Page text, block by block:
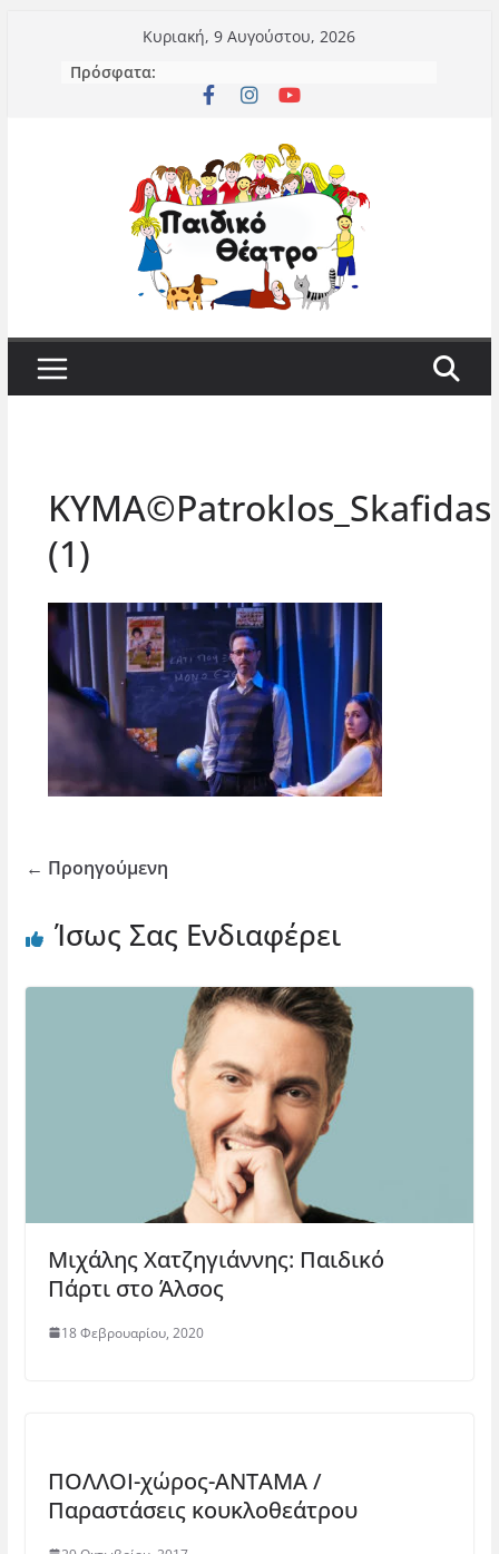
περιεχόμενο
Κυριακή, 9 Αυγούστου, 2026
Πρόσφατα:
ΚΥΜΑ©Patroklos_Skafidas
(1)
← Προηγούμενη
Ίσως Σας Ενδιαφέρει
Μιχάλης Χατζηγιάννης: Παιδικό
Πάρτι στο Άλσος
18 Φεβρουαρίου, 2020
ΠΟΛΛΟΙ-χώρος-ΑΝΤΑΜΑ​ /
Παραστάσεις κουκλοθεάτρου